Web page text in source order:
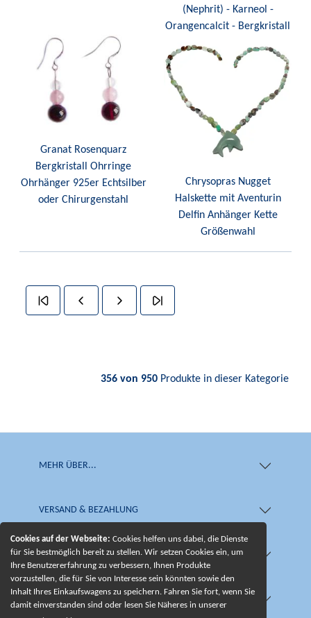
Cookies auf der Webseite:Cookies helfen uns dabei, die Dienste
für Sie bestmöglich bereit zu stellen. Wir setzen Cookies ein, um
Ihre Benutzererfahrung zu verbessern, Ihnen Produkte
vorzustellen, die für Sie von Interesse sein könnten sowie den
Inhalt Ihres Einkaufswagens zu speichern. Fahren Sie fort, wenn Sie
damit einverstanden sind oder lesen Sie Näheres in unserer
(Nephrit) - Karneol -
Orangencalcit - Bergkristall
Granat Rosenquarz
Bergkristall Ohrringe
Ohrhänger 925er Echtsilber
oder Chirurgenstahl
Chrysopras Nugget
Halskette mit Aventurin
Delfin Anhänger Kette
Größenwahl
356 von 950 Produkte in dieser Kategorie
MEHR ÜBER...
VERSAND & BEZAHLUNG
WIR BIETEN IHNEN